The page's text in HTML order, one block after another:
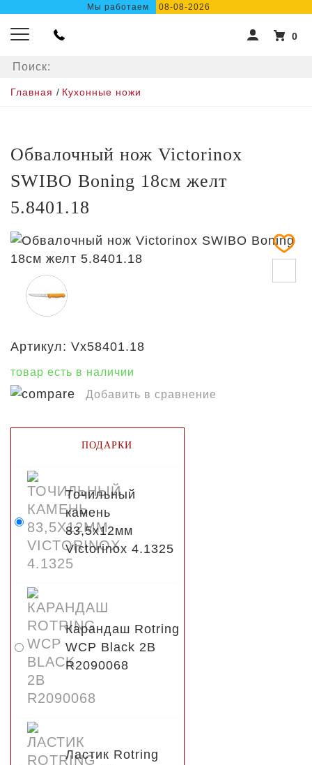
Мы работаем 08-08-2026
0
Главная / Кухонные ножи
Обвалочный нож Victorinox
SWIBO Boning 18см желт
5.8401.18
Артикул: Vx58401.18
товар есть в наличии
Добавить в сравнение
ПОДАРКИ
Точильный
камень
83,5х12мм
Victorinox 4.1325
Карандаш Rotring
WCP Black 2B
R2090068
Ластик Rotring